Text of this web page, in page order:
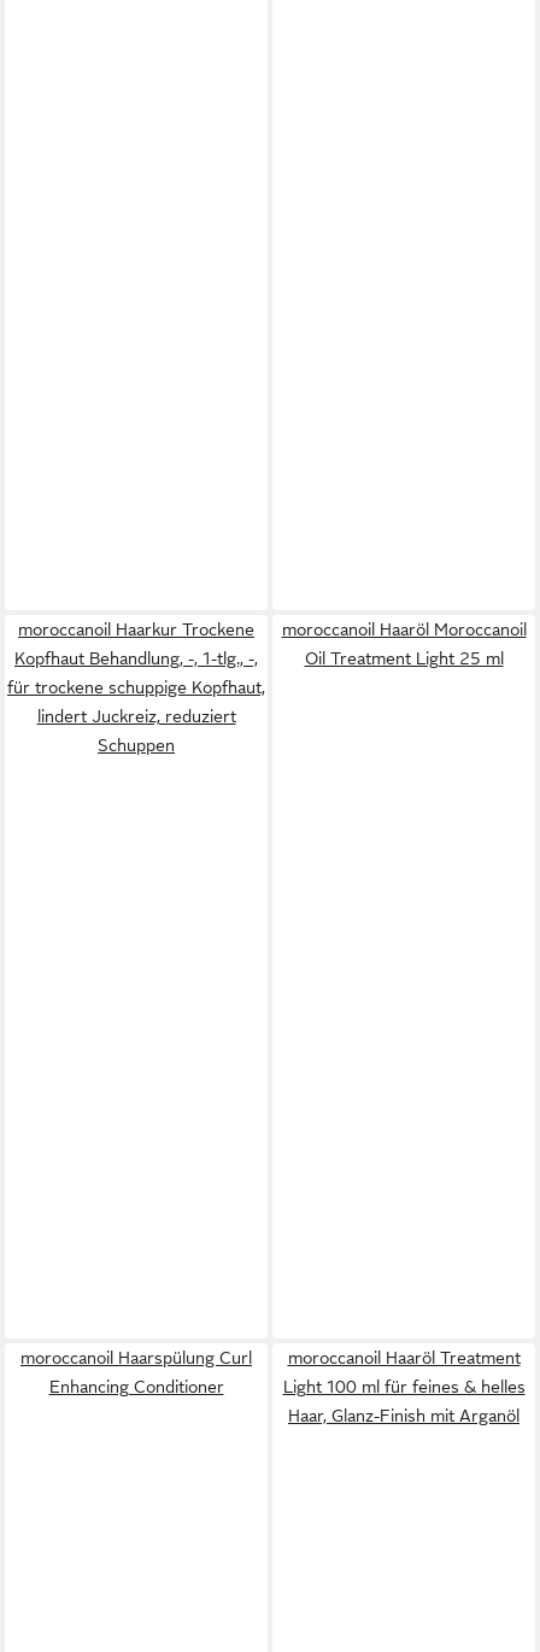
moroccanoil Haarkur Trockene
Kopfhaut Behandlung, -, 1-tlg., -,
für trockene schuppige Kopfhaut,
lindert Juckreiz, reduziert
Schuppen
moroccanoil Haaröl Moroccanoil
Oil Treatment Light 25 ml
moroccanoil Haarspülung Curl
Enhancing Conditioner
moroccanoil Haaröl Treatment
Light 100 ml für feines & helles
Haar, Glanz-Finish mit Arganöl